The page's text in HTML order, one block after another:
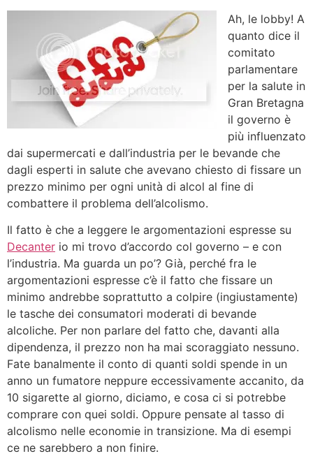
Ah, le lobby! A
quanto dice il
comitato
parlamentare
per la salute in
Gran Bretagna
il governo è
più influenzato
dai supermercati e dall’industria per le bevande che
dagli esperti in salute che avevano chiesto di fissare un
prezzo minimo per ogni unità di alcol al fine di
combattere il problema dell’alcolismo.
Il fatto è che a leggere le argomentazioni espresse su
Decanter io mi trovo d’accordo col governo – e con
l’industria. Ma guarda un po’? Già, perché fra le
argomentazioni espresse c’è il fatto che fissare un
minimo andrebbe soprattutto a colpire (ingiustamente)
le tasche dei consumatori moderati di bevande
alcoliche. Per non parlare del fatto che, davanti alla
dipendenza, il prezzo non ha mai scoraggiato nessuno.
Fate banalmente il conto di quanti soldi spende in un
anno un fumatore neppure eccessivamente accanito, da
10 sigarette al giorno, diciamo, e cosa ci si potrebbe
comprare con quei soldi. Oppure pensate al tasso di
alcolismo nelle economie in transizione. Ma di esempi
ce ne sarebbero a non finire.